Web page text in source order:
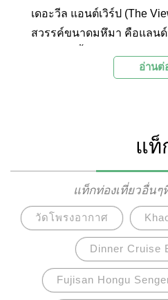
เดอะวีล แอนต์เวิร์ป (The
สวรรค์ขนาดมหึมา คือแลนด์
ทัศนียภาพมุมสูงอันสวยงามข
อ่านต่
แท็
แท็กท่องเที่ยวอื่น
วัดโพรงอากาศ
Dinner Cruise
Fujisan Hongu